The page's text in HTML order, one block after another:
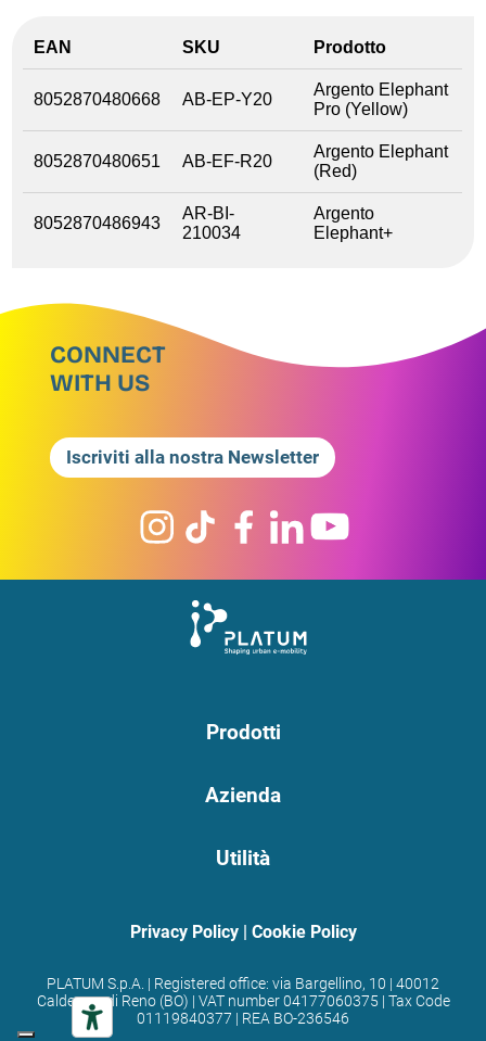
EAN SKU Prodotto
8052870480668 AB-EP-Y20
Argento Elephant
Pro (Yellow)
8052870480651 AB-EF-R20
Argento Elephant
(Red)
8052870486943
AR-BI-
210034
Argento
Elephant+
CONNECT
WITH US
Iscriviti alla nostra Newsletter
Prodotti
Azienda
Utilità
Privacy Policy| Cookie Policy
PLATUM S.p.A. | Registered office: via Bargellino, 10 | 40012
Calderara di Reno (BO) | VAT number 04177060375 | Tax Code
01119840377 | REA BO-236546